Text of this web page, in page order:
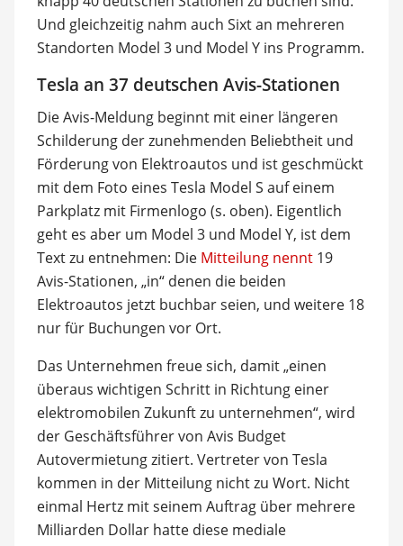
Und gleichzeitig nahm auch Sixt an mehreren
Standorten Model 3 und Model Y ins Programm.
Tesla an 37 deutschen Avis-Stationen
Die Avis-Meldung beginnt mit einer längeren
Schilderung der zunehmenden Beliebtheit und
Förderung von Elektroautos und ist geschmückt
mit dem Foto eines Tesla Model S auf einem
Parkplatz mit Firmenlogo (s. oben). Eigentlich
geht es aber um Model 3 und Model Y, ist dem
Text zu entnehmen: Die Mitteilung nennt19
Avis-Stationen, „in“ denen die beiden
Elektroautos jetzt buchbar seien, und weitere 18
nur für Buchungen vor Ort.
Das Unternehmen freue sich, damit „einen
überaus wichtigen Schritt in Richtung einer
elektromobilen Zukunft zu unternehmen“, wird
der Geschäftsführer von Avis Budget
Autovermietung zitiert. Vertreter von Tesla
kommen in der Mitteilung nicht zu Wort. Nicht
einmal Hertz mit seinem Auftrag über mehrere
Milliarden Dollar hatte diese mediale